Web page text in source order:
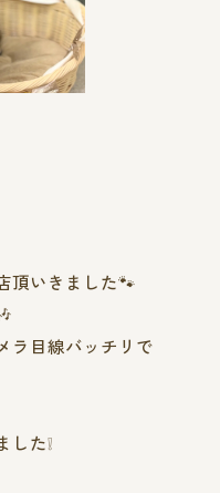
頂いきました🐾
ラ目線バッチリで
た❕